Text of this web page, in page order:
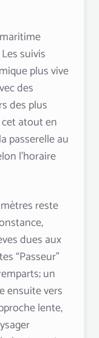
suivis
plus vive
des
des plus
atout en
passerelle au
l’horaire
reste
dues aux
“Passeur”
un
ensuite vers
lente,